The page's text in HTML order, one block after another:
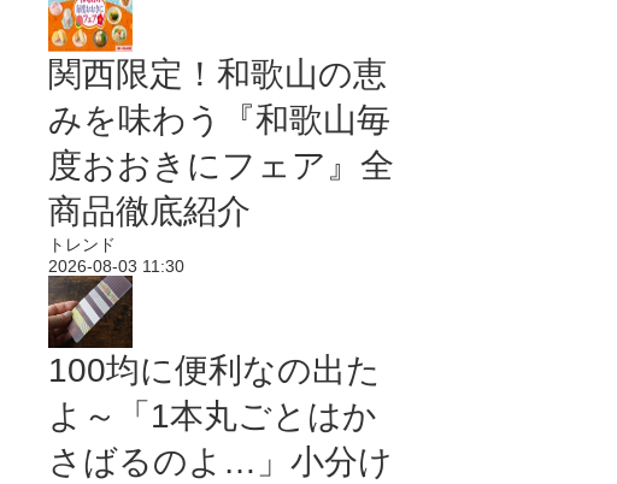
関西限定！和歌山の恵
みを味わう『和歌山毎
度おおきにフェア』全
商品徹底紹介
トレンド
2026-08-03 11:30
100均に便利なの出た
よ～「1本丸ごとはか
さばるのよ…」小分け